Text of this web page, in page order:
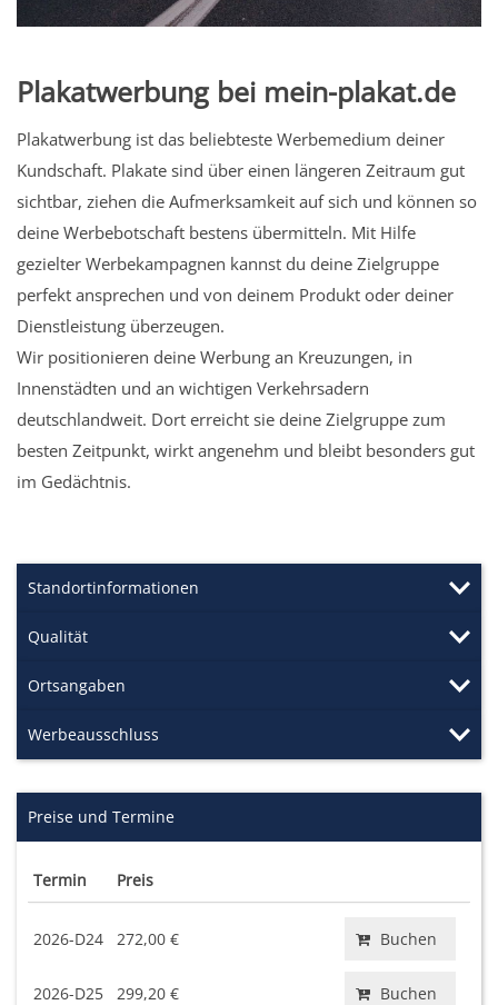
Plakatwerbung bei mein-plakat.de
Plakatwerbung ist das beliebteste Werbemedium deiner
Kundschaft. Plakate sind über einen längeren Zeitraum gut
sichtbar, ziehen die Aufmerksamkeit auf sich und können so
deine Werbebotschaft bestens übermitteln. Mit Hilfe
gezielter Werbekampagnen kannst du deine Zielgruppe
perfekt ansprechen und von deinem Produkt oder deiner
Dienstleistung überzeugen.
Wir positionieren deine Werbung an Kreuzungen, in
Innenstädten und an wichtigen Verkehrsadern
deutschlandweit. Dort erreicht sie deine Zielgruppe zum
besten Zeitpunkt, wirkt angenehm und bleibt besonders gut
im Gedächtnis.
Standortinformationen
Qualität
Ortsangaben
Werbeausschluss
Preise und Termine
Termin Preis
2026-D24 272,00 € Buchen
2026-D25 299,20 € Buchen